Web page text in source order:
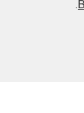
.